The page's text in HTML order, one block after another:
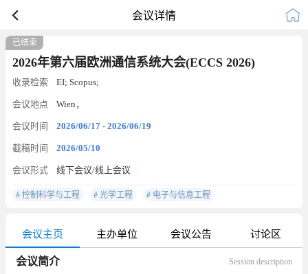
会议详情
已结束
2026年第六届欧洲通信系统大会(ECCS 2026)
收录检索 EI; Scopus;
会议地点 Wien，
会议时间 2026/06/17 - 2026/06/19
截稿时间 2026/05/10
会议形式 线下会议/线上会议
# 控制科学与工程 # 光学工程 # 电子与信息工程
会议主页 主办单位 会议公告 讨论区
会议简介 Session description